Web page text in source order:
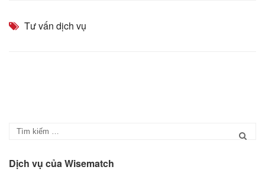
Tư vấn dịch vụ
Dịch vụ của Wisematch